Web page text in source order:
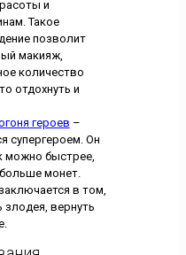
и
Такое
позволит
макияж,
количество
отдохнуть и
героев –
супергероем. Он
можно быстрее,
монет.
в том,
вернуть